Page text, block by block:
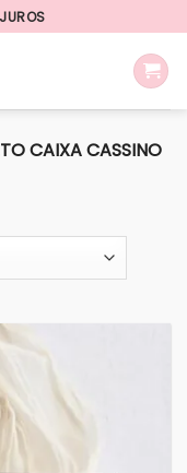
CAIXA CASSINO